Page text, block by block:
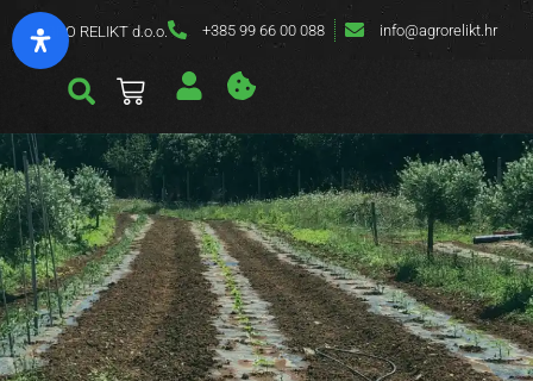
AGRO RELIKT d.o.o. +385 99 66 00 088 info@agrorelikt.hr